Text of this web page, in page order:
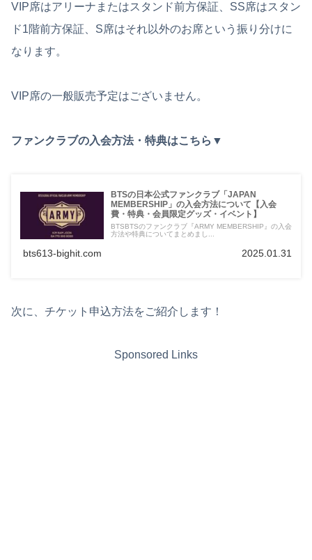
VIP席はアリーナまたはスタンド前方保証、SS席はスタン
ド1階前方保証、S席はそれ以外のお席という振り分けに
なります。
VIP席の一般販売予定はございません。
ファンクラブの入会方法・特典はこちら▼
BTSの日本公式ファンクラブ「JAPAN
MEMBERSHIP」の入会方法について【入会
費・特典・会員限定グッズ・イベント】
BTSBTSのファンクラブ『ARMY MEMBERSHIP』の入会
方法や特典についてまとめまし...
bts613-bighit.com 2025.01.31
次に、チケット申込方法をご紹介します！
Sponsored Links